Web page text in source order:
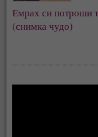
Емрах си потроши
(снимка чудо)